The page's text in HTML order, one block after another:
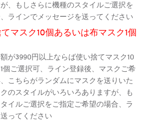
、もしさらに機種のスタイルご選択を
ラインでメッセージを送ってください
マスク10個あるいは布マスク1個
が3990円以上ならば使い捨てマスク10
個ご選択可、ライン登録後、マスクご希
こちらがランダムにマスクを送りいた
のスタイルがいろいろありますが、も
イルご選択をご指定ご希望の場合、ラ
ってください